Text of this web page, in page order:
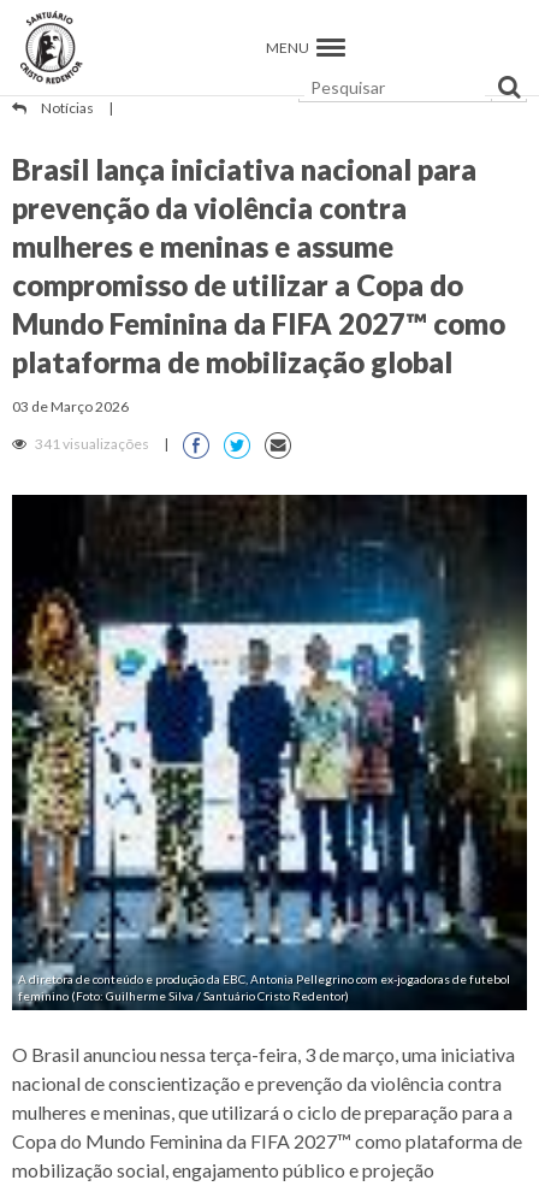
MENU
Notícias |
Brasil lança iniciativa nacional para
prevenção da violência contra
mulheres e meninas e assume
compromisso de utilizar a Copa do
Mundo Feminina da FIFA 2027™ como
plataforma de mobilização global
03 de Março 2026
341 visualizações |
A diretora de conteúdo e produção da EBC, Antonia Pellegrino com ex-jogadoras de futebol
feminino (Foto: Guilherme Silva / Santuário Cristo Redentor)
O Brasil anunciou nessa terça-feira, 3 de março, uma iniciativa
nacional de conscientização e prevenção da violência contra
mulheres e meninas, que utilizará o ciclo de preparação para a
Copa do Mundo Feminina da FIFA 2027™ como plataforma de
mobilização social, engajamento público e projeção